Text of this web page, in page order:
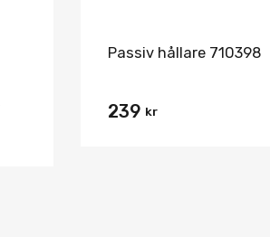
Passiv hållare 710398
239 kr